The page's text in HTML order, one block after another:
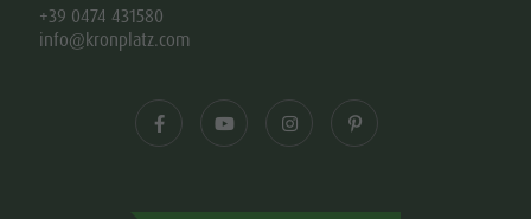
+39 0474 431580
info@kronplatz.com